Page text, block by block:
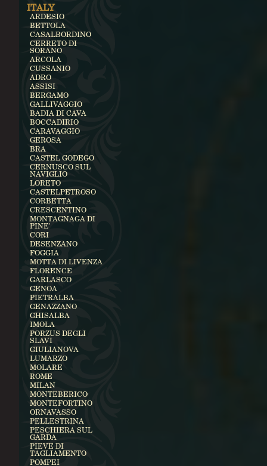
ITALY
ARDESIO
BETTOLA
CASALBORDINO
CERRETO DI
SORANO
ARCOLA
CUSSANIO
ADRO
ASSISI
BERGAMO
GALLIVAGGIO
BADIA DI CAVA
BOCCADIRIO
CARAVAGGIO
GEROSA
BRA
CASTEL GODEGO
CERNUSCO SUL
NAVIGLIO
LORETO
CASTELPETROSO
CORBETTA
CRESCENTINO
MONTAGNAGA DI
PINE'
CORI
DESENZANO
FOGGIA
MOTTA DI LIVENZA
FLORENCE
GARLASCO
GENOA
PIETRALBA
GENAZZANO
GHISALBA
IMOLA
PORZUS DEGLI
SLAVI
GIULIANOVA
LUMARZO
MOLARE
ROME
MILAN
MONTEBERICO
MONTEFORTINO
ORNAVASSO
PELLESTRINA
PESCHIERA SUL
GARDA
PIEVE DI
TAGLIAMENTO
POMPEI